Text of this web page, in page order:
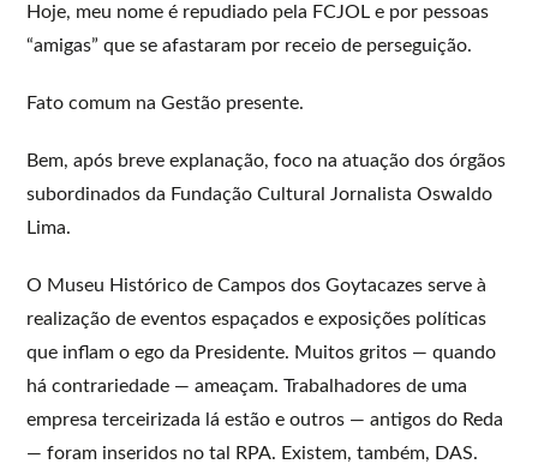
Hoje, meu nome é repudiado pela FCJOL e por pessoas
“amigas” que se afastaram por receio de perseguição.
Fato comum na Gestão presente.
Bem, após breve explanação, foco na atuação dos órgãos
subordinados da Fundação Cultural Jornalista Oswaldo
Lima.
O Museu Histórico de Campos dos Goytacazes serve à
realização de eventos espaçados e exposições políticas
que inflam o ego da Presidente. Muitos gritos — quando
há contrariedade — ameaçam. Trabalhadores de uma
empresa terceirizada lá estão e outros — antigos do Reda
— foram inseridos no tal RPA. Existem, também, DAS.